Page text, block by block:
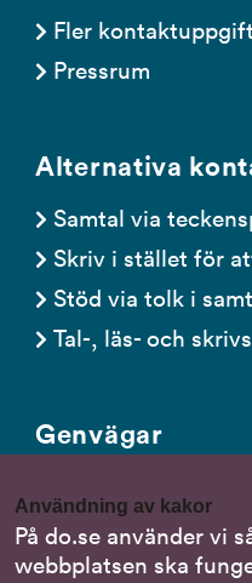
Användning av kakor
På do.se använder vi
webbplatsen ska
Fler
Pressrum
Alternativa
Samtal via
Skriv i stället för
Stöd via tolk i
Tal-, läs- och
Genvägar
Nationella
Om DO:s